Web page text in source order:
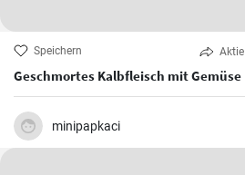
Speichern Aktie
Geschmortes Kalbfleisch mit Gemüse
minipapkaci